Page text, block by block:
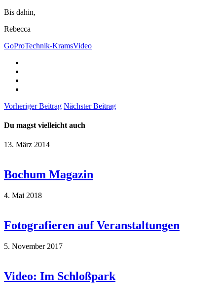
Bis dahin,
Rebecca
GoProTechnik-KramsVideo
Vorheriger Beitrag Nächster Beitrag
Du magst vielleicht auch
13. März 2014
Bochum Magazin
4. Mai 2018
Fotografieren auf Veranstaltungen
5. November 2017
Video: Im Schloßpark